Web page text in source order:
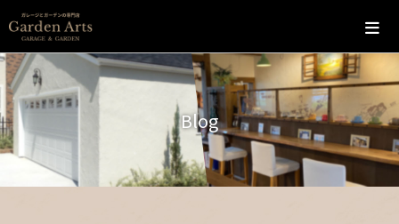
ホーム
会社概要
こだわり
Blog